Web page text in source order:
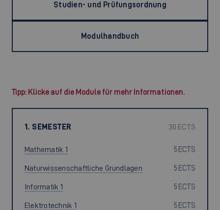
Studien- und Prüfungsordnung
Modulhandbuch
Tipp: Klicke auf die Module für mehr Informationen.
1. SEMESTER 30 ECTS
Mathematik 1 5 ECTS
Naturwissenschaftliche Grundlagen 5 ECTS
Informatik 1 5 ECTS
Elektrotechnik 1 5 ECTS